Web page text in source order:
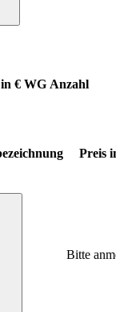
€ WG Anzahl
Preis
Bitte